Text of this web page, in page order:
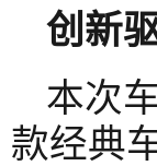
创新
本次
款经典